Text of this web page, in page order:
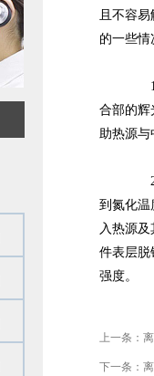
且不容易
的一些情
1.
合部的辉
助热源与
2.
到氮化温
入热源
件表层脱
强度。
上一条：
下一条：